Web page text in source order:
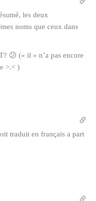
les deux
noms que ceux dans
😕 (« il » n’a pas encore
>.< )
traduit en français a part